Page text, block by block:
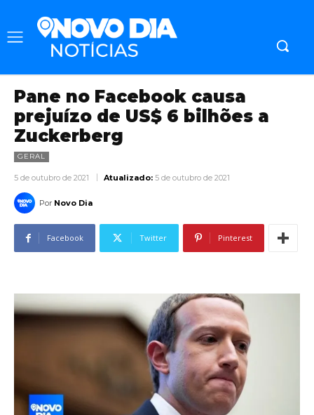
Pane no Facebook causa
prejuízo de US$ 6 bilhões a
Zuckerberg
GERAL
5 de outubro de 2021 Atualizado: 5 de outubro de 2021
Por Novo Dia
Facebook Twitter Pinterest